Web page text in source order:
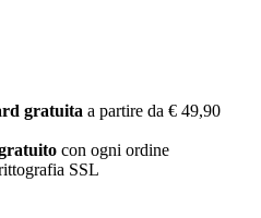
gratuita a partire da € 49,90
con ogni ordine
SSL